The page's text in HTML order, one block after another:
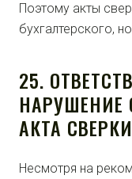
Поэтому акты
бухгалтерского,
25.
НАРУШЕНИЕ
АКТА СВЕРКИ
Несмотря на